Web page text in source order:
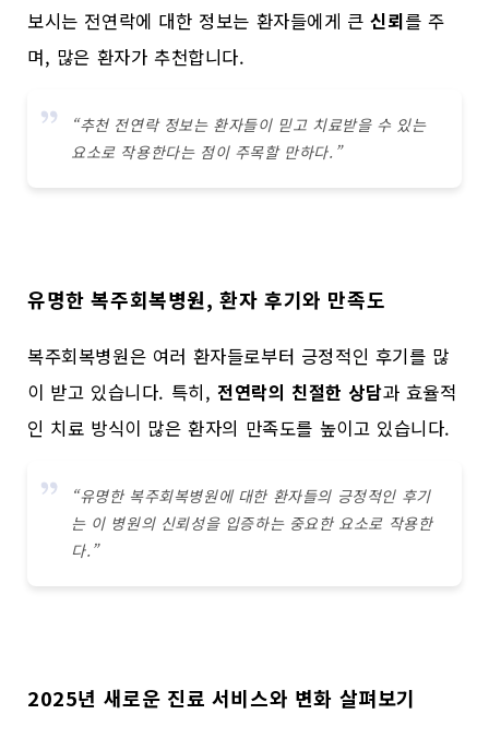
보시는 전연락에 대한 정보는 환자들에게 큰신뢰를 주
며, 많은 환자가 추천합니다.
“추천 전연락 정보는 환자들이 믿고 치료받을 수 있는
요소로 작용한다는 점이 주목할 만하다.”
유명한 복주회복병원, 환자 후기와 만족도
복주회복병원은 여러 환자들로부터 긍정적인 후기를 많
이 받고 있습니다. 특히,전연락의 친절한 상담과 효율적
인 치료 방식이 많은 환자의 만족도를 높이고 있습니다.
“유명한 복주회복병원에 대한 환자들의 긍정적인 후기
는 이 병원의 신뢰성을 입증하는 중요한 요소로 작용한
다.”
2025년 새로운 진료 서비스와 변화 살펴보기